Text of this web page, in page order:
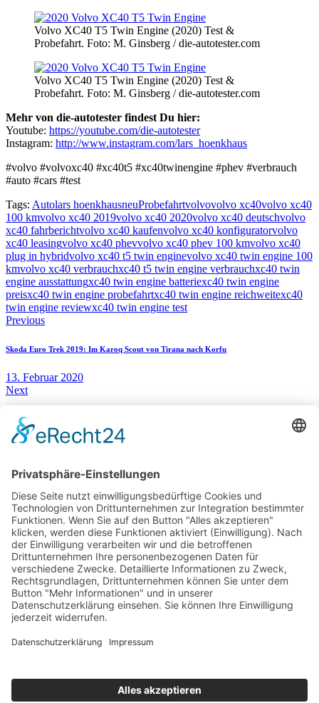
Volvo XC40 T5 Twin Engine (2020) Test &
Probefahrt. Foto: M. Ginsberg / die-autotester.com
Volvo XC40 T5 Twin Engine (2020) Test &
Probefahrt. Foto: M. Ginsberg / die-autotester.com
Mehr von die-autotester findest Du hier:
Youtube: https://youtube.com/die-autotester
Instagram: http://www.instagram.com/lars_hoenkhaus
#volvo #volvoxc40 #xc40t5 #xc40twinengine #phev #verbrauch
#auto #cars #test
Tags: Autolars hoenkhausneuProbefahrtvolvovolvo xc40volvo xc40
100 kmvolvo xc40 2019volvo xc40 2020volvo xc40 deutschvolvo
xc40 fahrberichtvolvo xc40 kaufenvolvo xc40 konfiguratorvolvo
xc40 leasingvolvo xc40 phevvolvo xc40 phev 100 kmvolvo xc40
plug in hybridvolvo xc40 t5 twin enginevolvo xc40 twin engine 100
kmvolvo xc40 verbrauchxc40 t5 twin engine verbrauchxc40 twin
engine ausstattungxc40 twin engine batteriexc40 twin engine
preisxc40 twin engine probefahrtxc40 twin engine reichweitexc40
twin engine reviewxc40 twin engine test
Beitragsnavigation
Previous
Skoda Euro Trek 2019: Im Karoq Scout von Tirana nach Korfu
13. Februar 2020
Next
Peugeot 508 SW Hybrid und Peugeot 3008 Hybrid4 im Test
19. Februar 2020
You May Also Like
1. Februar 2018
VW up! GTI – Der kleine Volkswagen mit Golf 1 GTI Anleihen | Test & Fahrbericht
17. Juli 2023
Genesis Electrified GV70 – 100 km Verbrauch
IAA 2019 Jaguar Land Rover: Weltpremiere des neuen Land Rover Defender